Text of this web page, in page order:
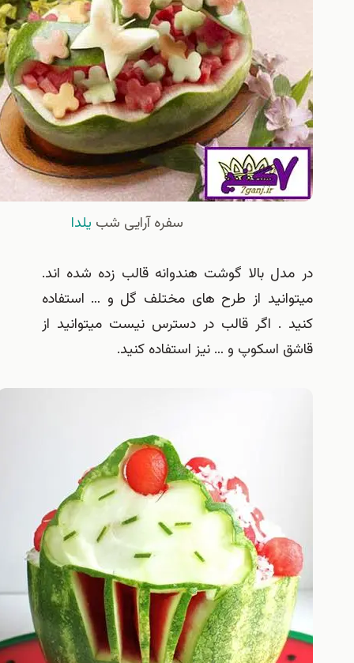
سفره آرایی شبیلدا
بالا گوشت هندوانه قالب زده شده اند.
از طرح های مختلف گل و … استفاده
. اگر قالب در دسترس نیست میتوانید از
اسکوپ و … نیز استفاده کنید.